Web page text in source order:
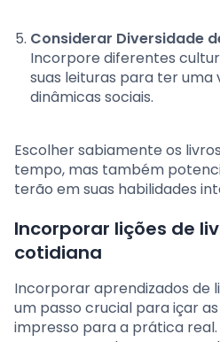
Considerar Diversidade
Incorpore diferentes
suas leituras para ter uma
dinâmicas sociais.
Escolher sabiamente os
tempo, mas também
terão em suas habilidades
Incorporar lições de
cotidiana
Incorporar aprendizados de
um passo crucial para içar
impresso para a prática